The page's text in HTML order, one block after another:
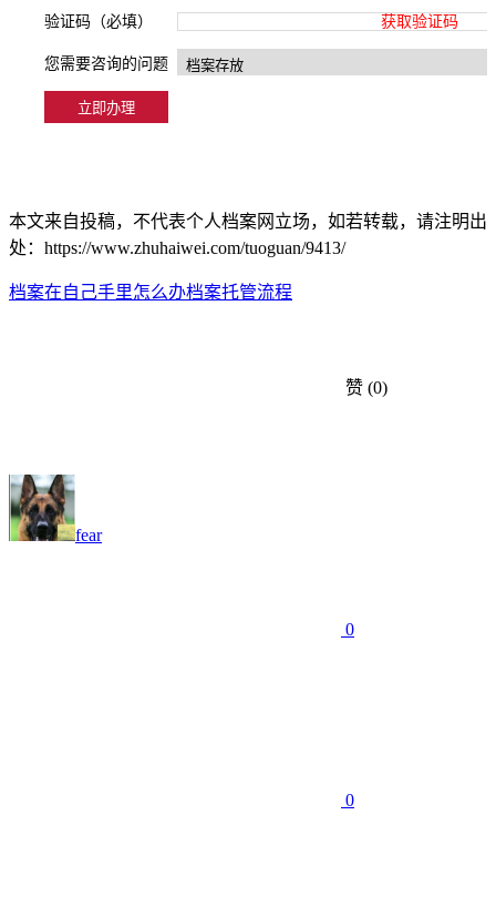
验证码（必填） 获取验证码
您需要咨询的问题
本文来自投稿，不代表个人档案网立场，如若转载，请注明出
处：https://www.zhuhaiwei.com/tuoguan/9413/
档案在自己手里怎么办档案托管流程
赞 (0)
fear
0
0